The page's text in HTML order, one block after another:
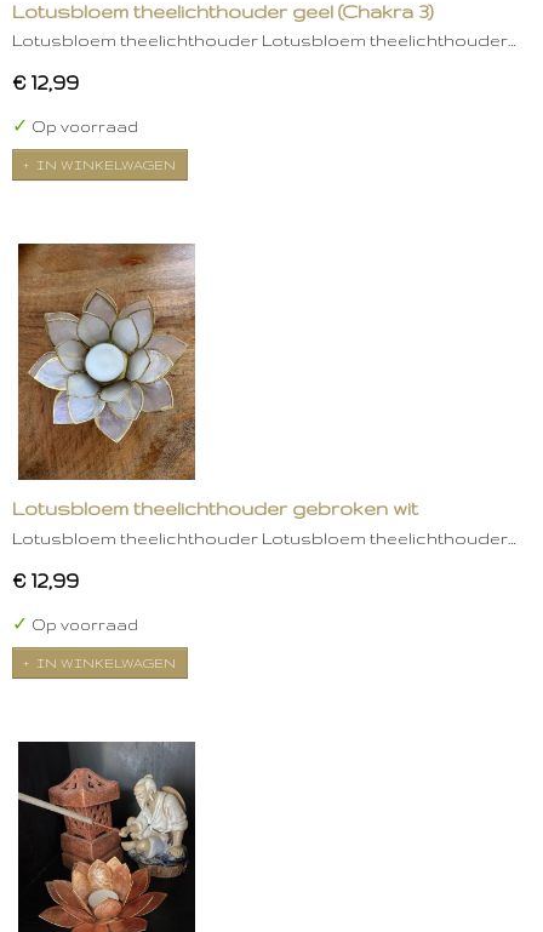
Lotusbloem theelichthouder geel (Chakra 3)
Lotusbloem theelichthouder Lotusbloem theelichthouder…
€ 12,99
✓ Op voorraad
IN WINKELWAGEN
Lotusbloem theelichthouder gebroken wit
Lotusbloem theelichthouder Lotusbloem theelichthouder…
€ 12,99
✓ Op voorraad
IN WINKELWAGEN